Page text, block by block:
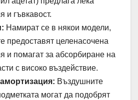
и гъвкавост.
Намират се в някои модели,
предоставят целенасочена
и помагат за абсорбиране на
с високо въздействие.
Въздушните
могат да подобрят